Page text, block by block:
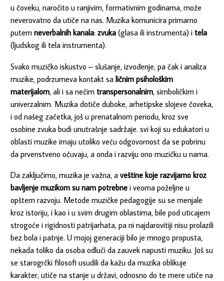
u čoveku, naročito u ranjivim, formativnim godinama, može
neverovatno da utiče na nas. Muzika komunicira primarno
putem neverbalnih kanala: zvuka (glasa ili instrumenta) i tela
(ljudskog ili tela instrumenta).
Svako muzičko iskustvo – slušanje, izvođenje, pa čak i analiza
muzike, podrzumeva kontakt sa ličnim psihološkim
materijalom, ali i sa nečim transpersonalnim, simboličkim i
univerzalnim. Muzika dotiče duboke, arhetipske slojeve čoveka,
i od našeg začetka, još u prenatalnom periodu, kroz sve
osobine zvuka budi unutrašnje sadržaje. svi koji su edukatori u
oblasti muzike imaju utoliko veću odgovornost da se pobrinu
da prvenstveno očuvaju, a onda i razviju ono muzičku u nama.
Da zaključimo, muzika je važna, a veštine koje razvijamo kroz
bavljenje muzikom su nam potrebne i veoma poželjne u
opštem razvoju. Metode muzičke pedagogije su se menjale
kroz istoriju, i kao i u svim drugim oblastima, bile pod uticajem
strogoće i rigidnosti patrijarhata, pa ni najdarovitiji nisu prolazili
bez bola i patnje. U mojoj generaciji bilo je mnogo propusta,
nekada toliko da osoba odluči da zauvek napusti muziku. Još su
se starogrčki filosofi usudili da kažu da muzika oblikuje
karakter, utiče na stanje u državi, odnosno do te mere utiče na